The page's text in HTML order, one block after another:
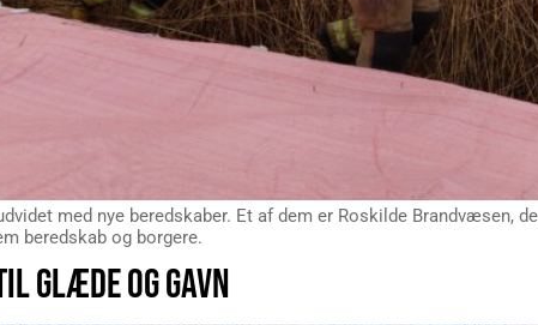
med nye beredskaber. Et af dem er Roskilde Brandvæsen,
beredskab og borgere.
GLÆDE OG GAVN